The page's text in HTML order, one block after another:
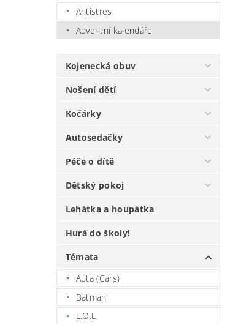
Antistres
Adventní kalendáře
Kojenecká obuv
Nošení dětí
Kočárky
Autosedačky
Péče o dítě
Dětský pokoj
Lehátka a houpátka
Hurá do školy!
Témata
Auta (Cars)
Batman
L.O.L